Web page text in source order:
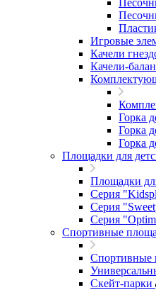
Игровые
Качели
Качели-
Горка
Горка
Горка
Площадки для
Площадки
Серия
Серия
Серия
Спортивные
Спортивные
Скейт-парки